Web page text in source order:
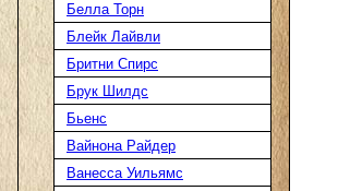
Белла Торн
Блейк Лайвли
Бритни Спирс
Брук Шилдс
Бьенс
Вайнона Райдер
Ванесса Уильямс